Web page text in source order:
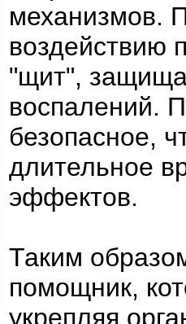
механизмов.
воздействию
"щит",
воспалений.
безопасное,
длительное
эффектов.
Таким
помощник,
укрепляя